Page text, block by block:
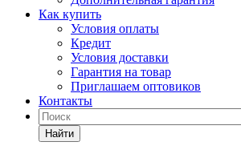
Как купить
Условия оплаты
Кредит
Условия доставки
Гарантия на товар
Приглашаем оптовиков
Контакты
Найти